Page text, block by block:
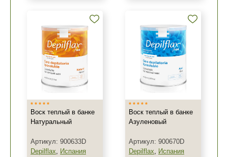
Воск теплый в банке
Натуральный
Артикул: 900633D
Depilflax, Испания
Воск теплый в банке
Азуленовый
Артикул: 900670D
Depilflax, Испания